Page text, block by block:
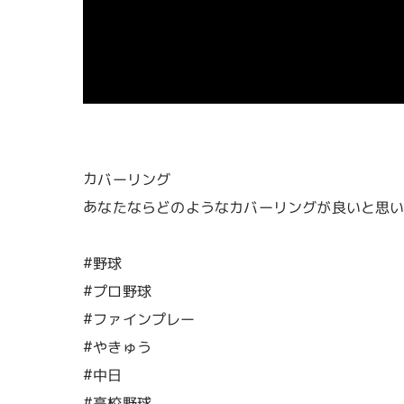
カバーリング
あなたならどのようなカバーリングが良いと思
#野球
#プロ野球
#ファインプレー
#やきゅう
#中日